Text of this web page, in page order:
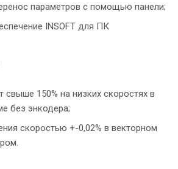
параметров с помощью панели;
INSOFT для ПК
свыше 150% на низких скоростях в
без энкодера;
скоростью +-0,02% в векторном